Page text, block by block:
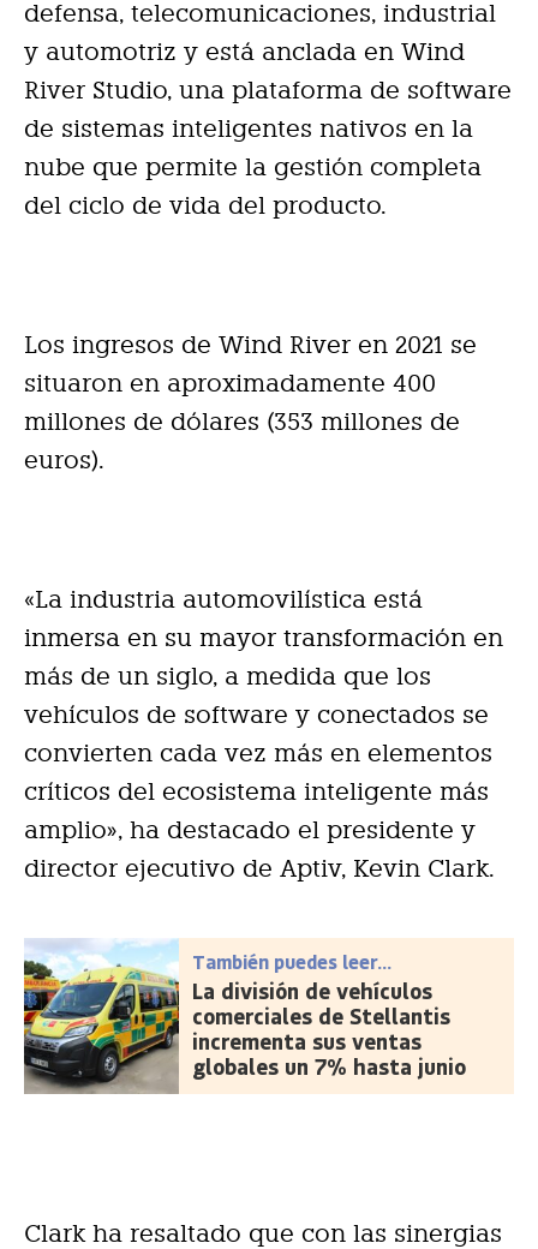
defensa, telecomunicaciones, industrial
y automotriz y está anclada en Wind
River Studio, una plataforma de software
de sistemas inteligentes nativos en la
nube que permite la gestión completa
del ciclo de vida del producto.
Los ingresos de Wind River en 2021 se
situaron en aproximadamente 400
millones de dólares (353 millones de
euros).
«La industria automovilística está
inmersa en su mayor transformación en
más de un siglo, a medida que los
vehículos de software y conectados se
convierten cada vez más en elementos
críticos del ecosistema inteligente más
amplio», ha destacado el presidente y
director ejecutivo de Aptiv, Kevin Clark.
También puedes leer...
La división de vehículos
comerciales de Stellantis
incrementa sus ventas
globales un 7% hasta junio
Clark ha resaltado que con las sinergias